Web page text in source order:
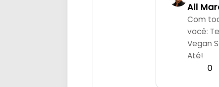
All
Com
você:
Vegan
Até!
0